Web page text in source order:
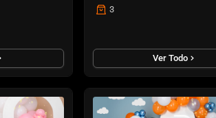
3
Ver Todo